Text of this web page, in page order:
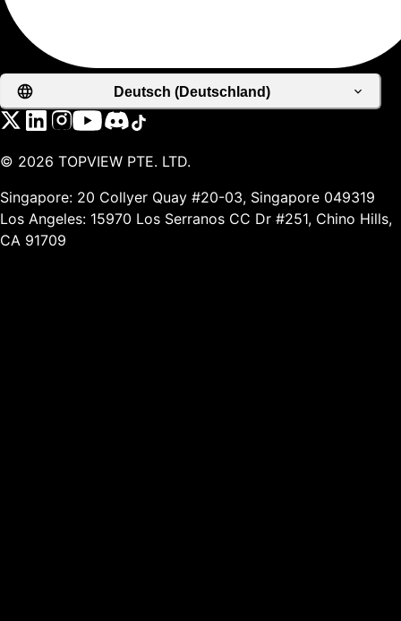
Deutsch (Deutschland)
© 2026 TOPVIEW PTE. LTD.
Singapore: 20 Collyer Quay #20-03, Singapore 049319
Los Angeles: 15970 Los Serranos CC Dr #251, Chino Hills,
CA 91709